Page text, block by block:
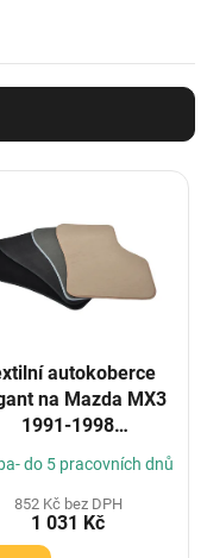
autokoberce
na Mazda MX3
1991-1998
(Konfigurátor)
do 5 pracovních dnů
852 Kč bez DPH
1 031 Kč